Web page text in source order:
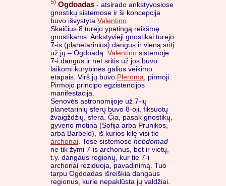
5) Ogdoadas - atsirado ankstyvosiose
gnostikų sistemose ir ši koncepcija
buvo išvystyta Valentino
Skaičius 8 turėjo ypatingą reikšmę
gnostikams. Ankstyvieji gnostikai turėjo
7-is (planetarinius) dangus ir vieną sritį
už jų – Ogdoadą. Valentino sistemoje
7-i dangūs ir net sritis už jos buvo
laikomi kūrybinės galios veikimo
etapais. Virš jų buvo Pleroma , pirmoji
Pirmojo principo egzistencijos
manifestacija.
Senovės astronomijoje už 7-ių
planetarinių sferų buvo 8-oji, fiksuotų
žvaigždžių, sfera. Čia, pasak gnostikų,
gyveno motina (Sofija arba Prunikos,
arba Barbelo), iš kurios kilę visi tie
archonai . Tose sistemose hebdomad
ne tik žymi 7-is archonus, bet ir vietų,
t.y. dangaus regionų, kur tie 7-i
archonai reziduoja, pavadinimą. Tuo
tarpu Ogdoadas išreiškia dangaus
regionus, kurie nepaklūsta jų valdžiai.